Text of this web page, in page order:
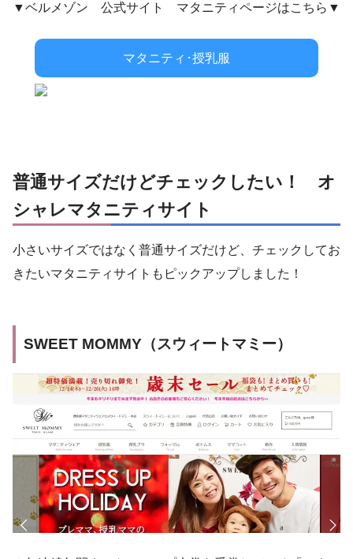
▼ベルメゾン 公式サイト マタニティページはこちら▼
マタニティ･授乳服
普通サイズだけどチェックしたい！ オ
シャレマタニティサイト
小さいサイズではなく普通サイズだけど、チェックしてお
きたいマタニティサイトもピックアップしました！
SWEET MOMMY（スウィートマミー）